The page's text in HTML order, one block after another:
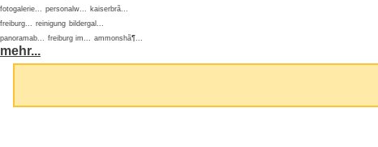
fotogalerie... personalw... kaiserbrã...
freiburg... reinigung bildergal...
panoramab... freiburg im... ammonshã¶...
mehr...